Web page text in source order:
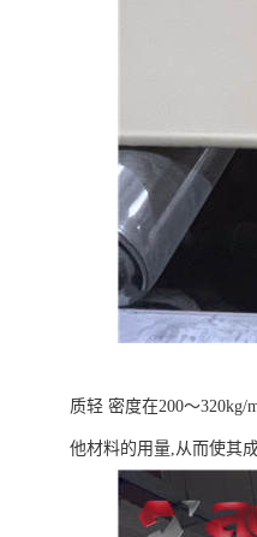
质轻 密度在200～
他材料的用量,从而使其